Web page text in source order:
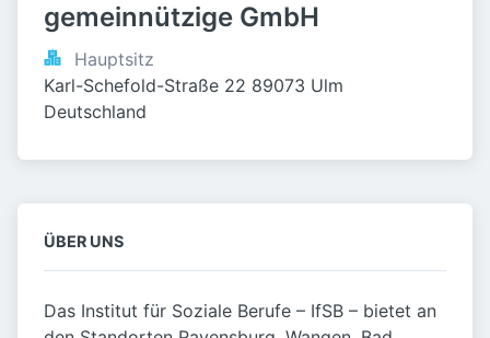
gemeinnützige GmbH
Hauptsitz
Karl-Schefold-Straße 22 89073 Ulm
Deutschland
ÜBER UNS
Das Institut für Soziale Berufe – IfSB – bietet an